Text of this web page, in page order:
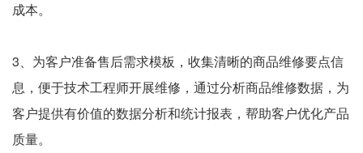
成本。
3、为客户准备售后需求模板，收集清晰的商品维修要点信
息，便于技术⼯程师开展维修，通过分析商品维修数据，为
客户提供有价值的数据分析和统计报表，帮助客户优化产品
质量。